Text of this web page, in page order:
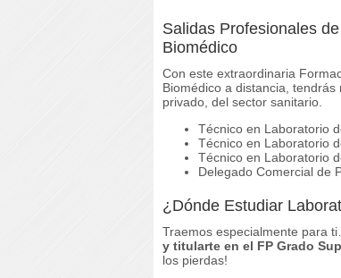
Salidas Profesionales
Biomédico
Con este extraordinaria
Biomédico a distancia,
privado, del sector sanitario.
Técnico en Laboratorio
Técnico en Laboratorio
Técnico en Laboratorio
Delegado Comercial de
¿Dónde Estudiar
Traemos especialmente para
y titularte en el FP Grado
los pierdas!